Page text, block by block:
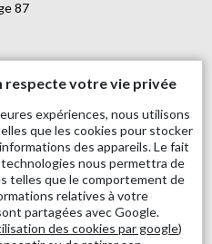
87
respecte votre vie privée
expériences, nous utilisons
que les cookies pour stocker
des appareils. Le fait
nous permettra de
telles que le comportement de
relatives à votre
partagées avec Google.
des cookies par google)